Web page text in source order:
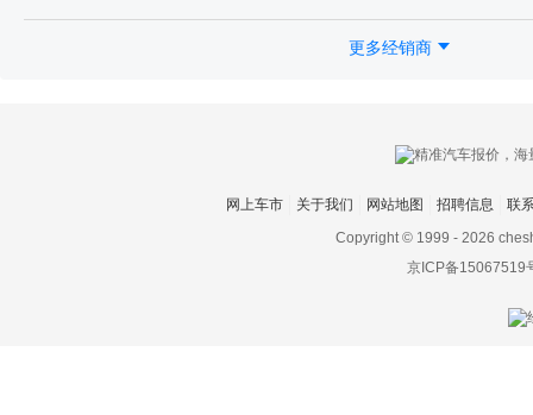
更多经销商
网上车市 关于我们 网站地图 招聘信息
联
Copyright © 1999 - 2026
京ICP备15067519